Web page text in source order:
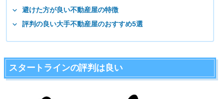
避けた方が良い不動産屋の特徴
評判の良い大手不動産屋のおすすめ5選
スタートラインの評判は良い